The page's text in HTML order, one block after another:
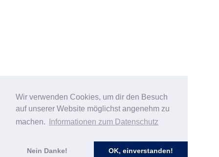
Wir verwenden Cookies, um dir den Besuch
auf unserer Website möglichst angenehm zu
machen.
Informationen zum Datenschutz
Nein Danke! OK, einverstanden!